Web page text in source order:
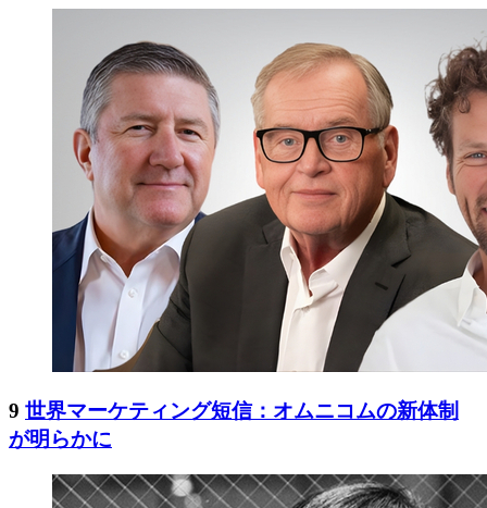
9 世界マーケティング短信：オムニコムの新体制
が明らかに